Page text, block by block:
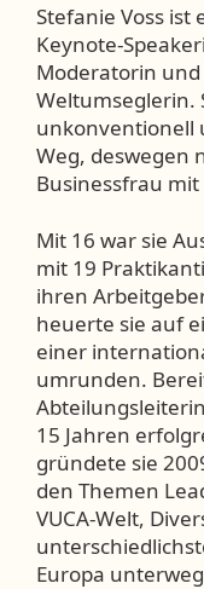
Stefanie Voss
Keynote-
Moderatorin
Weltumseglerin.
unkonventionell
Weg, deswegen
Businessfrau mit
Mit 16 war sie
mit 19
ihren
heuerte sie auf
einer
umrunden.
15 Jahren
gründete sie
den Themen
VUCA-Welt,
Europa